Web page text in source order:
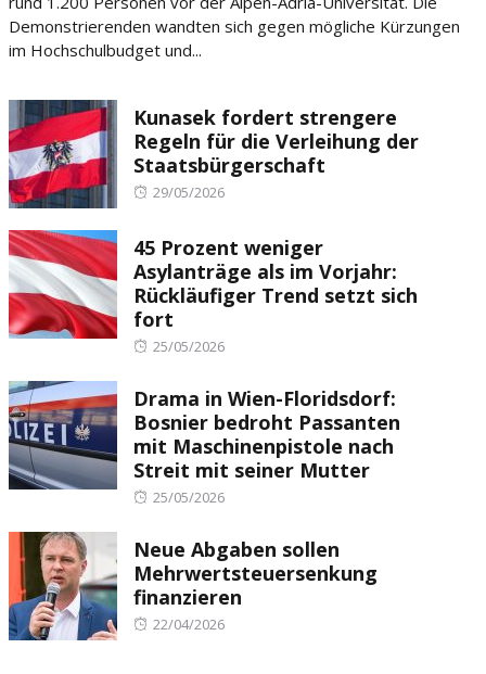
Demonstrierenden wandten sich gegen mögliche Kürzungen
im Hochschulbudget und...
Kunasek fordert strengere
Regeln für die Verleihung der
Staatsbürgerschaft
Posted
29/05/2026
45 Prozent weniger
Asylanträge als im Vorjahr:
Rückläufiger Trend setzt sich
fort
Posted
25/05/2026
Drama in Wien-Floridsdorf:
Bosnier bedroht Passanten
mit Maschinenpistole nach
Streit mit seiner Mutter
Posted
25/05/2026
Neue Abgaben sollen
Mehrwertsteuersenkung
finanzieren
Posted
22/04/2026